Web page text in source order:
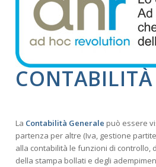
CONTABILITÀ
La Contabilità Generale può essere
partenza per altre (Iva, gestione
alla contabilità le funzioni di
della stampa bollati e degli